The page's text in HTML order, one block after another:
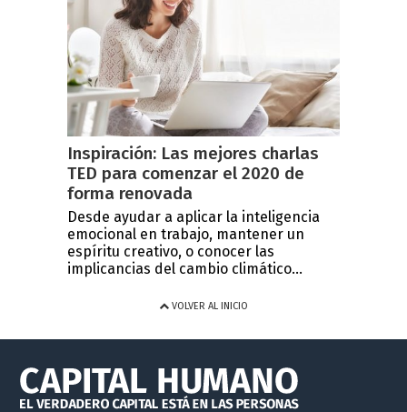
Inspiración: Las mejores charlas
TED para comenzar el 2020 de
forma renovada
Desde ayudar a aplicar la inteligencia
emocional en trabajo, mantener un
espíritu creativo, o conocer las
implicancias del cambio climático...
VOLVER AL INICIO